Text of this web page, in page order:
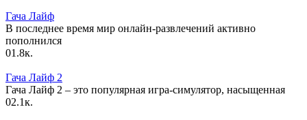
Гача Лайф
В последнее время мир онлайн-развлечений активно
пополнился
01.8к.
Гача Лайф 2
Гача Лайф 2 – это популярная игра-симулятор, насыщенная
02.1к.